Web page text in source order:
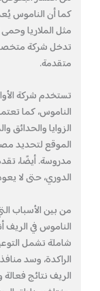
كما أن الناموس
مثل الملاريا
تدخل شركة
متقدمة.
تستخدم شركة
الناموس، كما
الزوايا والحدائق
الموقع لتحديد
مدروسة. أيضًا،
الدوري، حتى لا
من بين الأسباب
الناموس في الريف
شاملة تشمل
الراكدة، وسد